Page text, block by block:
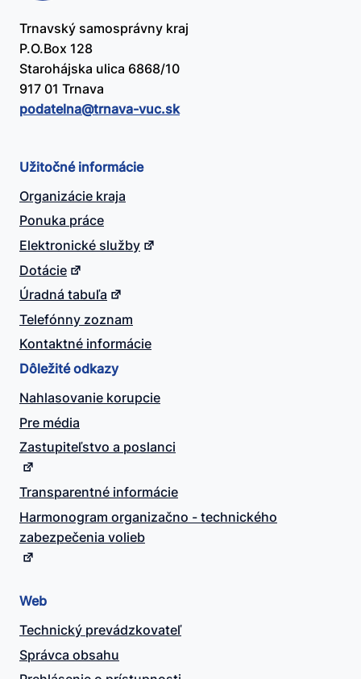
Trnavský samosprávny kraj
P.O.Box 128
Starohájska ulica 6868/10
917 01 Trnava
podatelna@​trnava-vuc.sk
Užitočné informácie
Organizácie kraja
Ponuka práce
Elektronické služby
Dotácie
Úradná tabuľa
Telefónny zoznam
Kontaktné informácie
Dôležité odkazy
Nahlasovanie korupcie
Pre média
Zastupiteľstvo a poslanci
Transparentné informácie
Harmonogram organizačno - technického
zabezpečenia volieb
Web
Technický prevádzkovateľ
Správca obsahu